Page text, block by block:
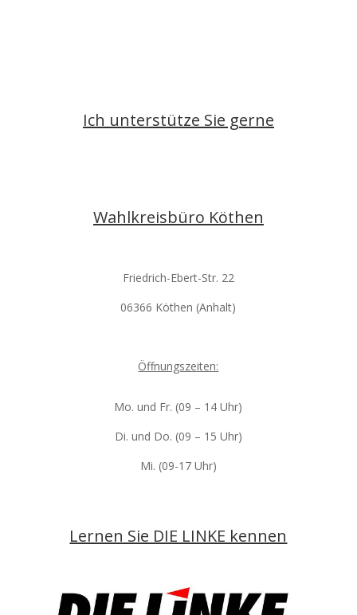
Ich unterstütze Sie gerne
Wahlkreisbüro Köthen
Friedrich-Ebert-Str. 22
06366 Köthen (Anhalt)
Öffnungszeiten:
Mo. und Fr. (09 – 14 Uhr)
Di. und Do. (09 – 15 Uhr)
Mi. (09-17 Uhr)
Lernen Sie DIE LINKE kennen